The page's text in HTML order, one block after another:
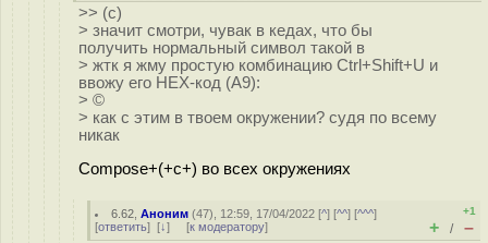
>> (с)
> значит смотри, чувак в кедах, что бы
получить нормальный символ такой в
> жтк я жму простую комбинацию Ctrl+Shift+U и
ввожу его HEX-код (A9):
> ©
> как с этим в твоем окружении? судя по всему
никак
Compose+(+c+) во всех окружениях
6.62 ,Аноним (47), 12:59, 17/04/2022 [^] [^^] [^^^]
[ответить] [↓] [к модератору]
+1
+ / –